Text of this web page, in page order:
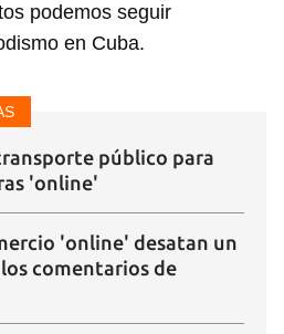
podemos seguir
en Cuba.
público para
'online'
'online' desatan un
comentarios de